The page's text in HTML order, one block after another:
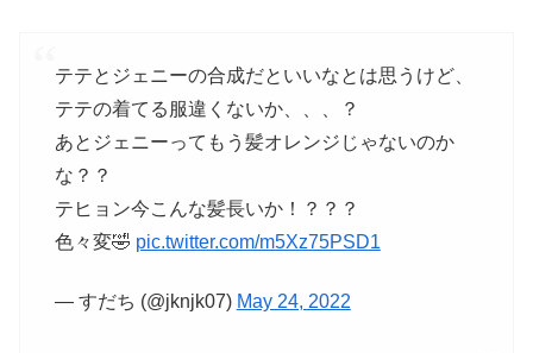
テテとジェニーの合成だといいなとは思うけど、
テテの着てる服違くないか、、、？
あとジェニーってもう髪オレンジじゃないのか
な？？
テヒョン今こんな髪長いか！？？？
色々変🤣 pic.twitter.com/m5Xz75PSD1
— すだち (@jknjk07) May 24, 2022